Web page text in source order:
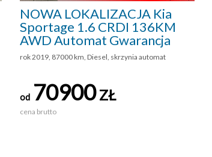
NOWA LOKALIZACJA Kia
Sportage 1.6 CRDI 136KM
AWD Automat Gwarancja
rok 2019, 87000 km, Diesel, skrzynia automat
od 70900ZŁ
cena brutto